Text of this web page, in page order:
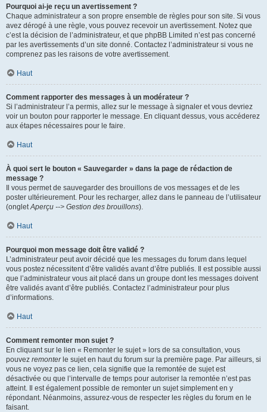
Pourquoi ai-je reçu un avertissement ?
Chaque administrateur a son propre ensemble de règles pour son site. Si vous
avez dérogé à une règle, vous pouvez recevoir un avertissement. Notez que
c’est la décision de l’administrateur, et que phpBB Limited n’est pas concerné
par les avertissements d’un site donné. Contactez l’administrateur si vous ne
comprenez pas les raisons de votre avertissement.
Haut
Comment rapporter des messages à un modérateur ?
Si l’administrateur l’a permis, allez sur le message à signaler et vous devriez
voir un bouton pour rapporter le message. En cliquant dessus, vous accéderez
aux étapes nécessaires pour le faire.
Haut
À quoi sert le bouton « Sauvegarder » dans la page de rédaction de
message ?
Il vous permet de sauvegarder des brouillons de vos messages et de les
poster ultérieurement. Pour les recharger, allez dans le panneau de l’utilisateur
(ongletAperçu --> Gestion des brouillons).
Haut
Pourquoi mon message doit être validé ?
L’administrateur peut avoir décidé que les messages du forum dans lequel
vous postez nécessitent d’être validés avant d’être publiés. Il est possible aussi
que l’administrateur vous ait placé dans un groupe dont les messages doivent
être validés avant d’être publiés. Contactez l’administrateur pour plus
d’informations.
Haut
Comment remonter mon sujet ?
En cliquant sur le lien « Remonter le sujet » lors de sa consultation, vous
pouvez remonterle sujet en haut du forum sur la première page. Par ailleurs, si
vous ne voyez pas ce lien, cela signifie que la remontée de sujet est
désactivée ou que l’intervalle de temps pour autoriser la remontée n’est pas
atteint. Il est également possible de remonter un sujet simplement en y
répondant. Néanmoins, assurez-vous de respecter les règles du forum en le
faisant.